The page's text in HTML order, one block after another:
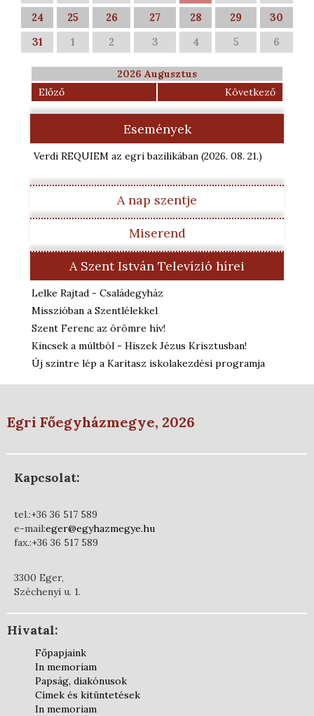
24
25 26 27 28 29
30
31
1 2 3 4 5 6
2026 Augusztus
Előző
Következő
Események
Verdi REQUIEM az egri bazilikában (2026. 08. 21.)
A nap szentje
Miserend
A Szent István Televízió hírei
Lelke Rajtad - Családegyház
Misszióban a Szentlélekkel
Szent Ferenc az örömre hív!
Kincsek a múltból - Hiszek Jézus Krisztusban!
Új szintre lép a Karitasz iskolakezdési programja
Egri Főegyházmegye, 2026
Kapcsolat:
tel.:+36 36 517 589
e-mail:eger@egyhazmegye.hu
fax.:+36 36 517 589
3300 Eger,
Széchenyi u. 1.
Hivatal:
Főpapjaink
In memoriam
Papság, diakónusok
Címek és kitüntetések
In memoriam